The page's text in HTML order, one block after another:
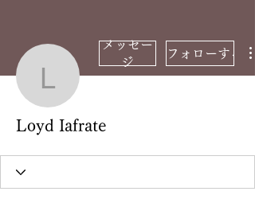
Loyd Iafrate
メッセー
ジ
フォローする
Loyd Iafrate